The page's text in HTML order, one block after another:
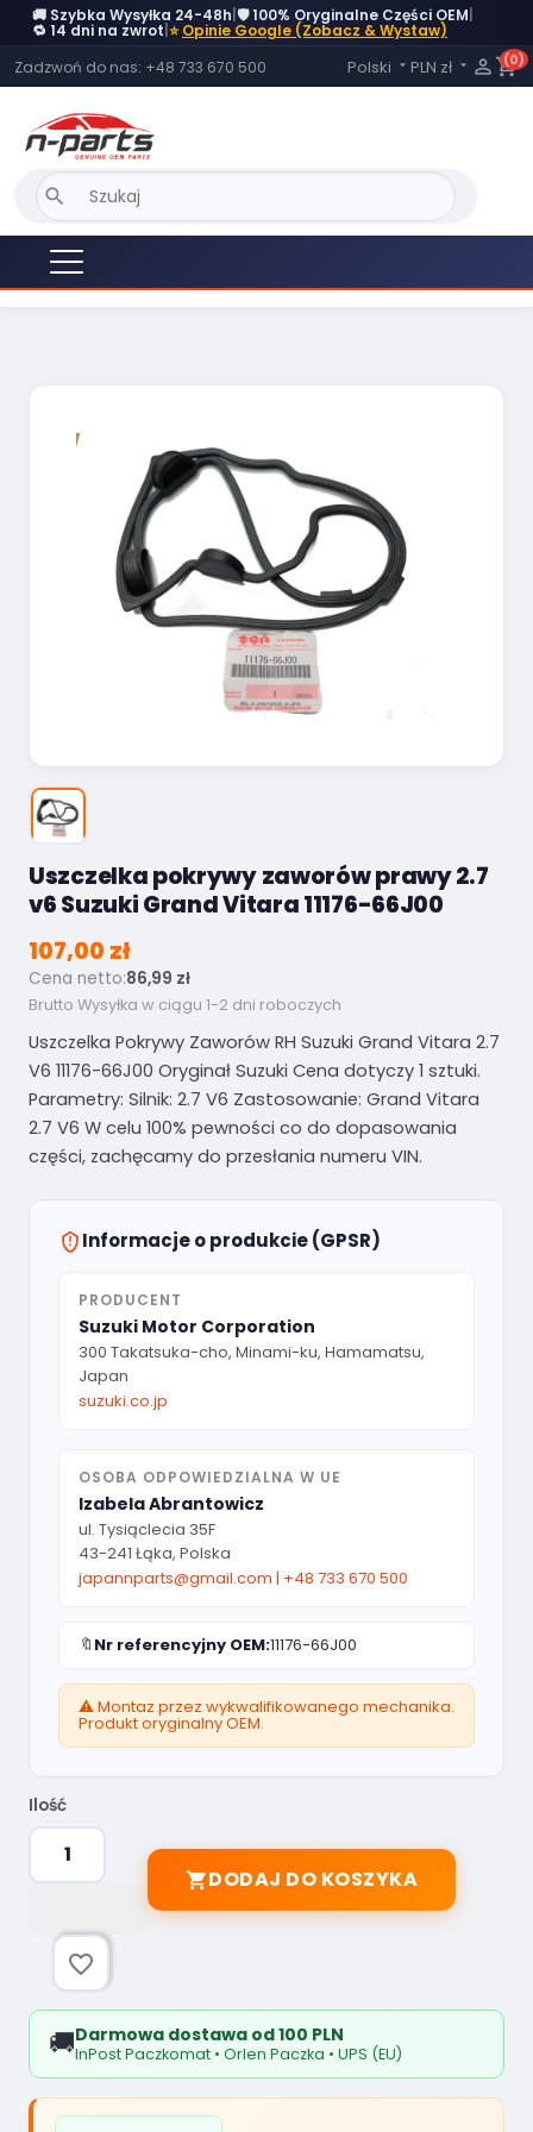
🚚 Szybka Wysyłka 24-48h 🛡️ 100% Oryginalne Części OEM
🔁 14 dni na zwrot ⭐Opinie Google (Zobacz & Wystaw)
Zadzwoń do nas: +48 733 670 500 Język:
Polski  PLN zł   shopping_cart
(0)
search
Uszczelka pokrywy zaworów prawy 2.7
v6 Suzuki Grand Vitara 11176-66J00
107,00 zł
Cena netto:86,99 zł
Brutto Wysyłka w ciągu 1-2 dni roboczych
Uszczelka Pokrywy Zaworów RH Suzuki Grand Vitara 2.7
V6 11176-66J00 Oryginał Suzuki Cena dotyczy 1 sztuki.
Parametry: Silnik: 2.7 V6 Zastosowanie: Grand Vitara
2.7 V6 W celu 100% pewności co do dopasowania
części, zachęcamy do przesłania numeru VIN.
Informacje o produkcie (GPSR)
PRODUCENT
Suzuki Motor Corporation
300 Takatsuka-cho, Minami-ku, Hamamatsu,
Japan
suzuki.co.jp
OSOBA ODPOWIEDZIALNA W UE
Izabela Abrantowicz
ul. Tysiąclecia 35F
43-241 Łąka, Polska
japannparts@gmail.com | +48 733 670 500
🔖 Nr referencyjny OEM:11176-66J00
⚠️ Montaz przez wykwalifikowanego mechanika.
Produkt oryginalny OEM.
Ilość
DODAJ DO KOSZYKA
favorite_border
🚚Darmowa dostawa od 100 PLN
InPost Paczkomat • Orlen Paczka • UPS (EU)